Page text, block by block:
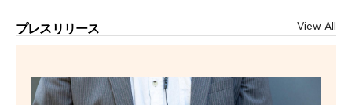
プレスリリース View All